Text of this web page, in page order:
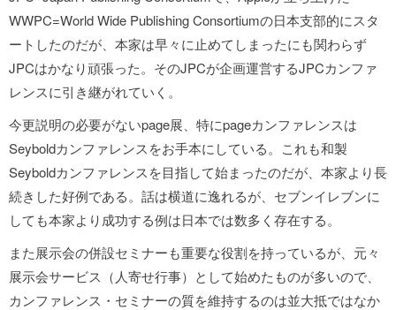
WWPC=World Wide Publishing Consortiumの日本支部的にスタ
ートしたのだが、本家は早々に止めてしまったにも関わらず
JPCはかなり頑張った。そのJPCが企画運営するJPCカンファ
レンスに引き継がれていく。
今更説明の必要がないpage展、特にpageカンファレンスは
Seyboldカンファレンスをお手本にしている。これも和製
Seyboldカンファレンスを目指して始まったのだが、本家より長
続きした好例である。話は横道に逸れるが、セブンイレブンに
しても本家より成功する例は日本では数多く存在する。
また展示会の併設セミナーも重要な役割を持っているが、元々
展示会サービス（人寄せ行事）として始めたものが多いので、
カンファレンス・セミナーの質を維持するのは並大抵ではなか